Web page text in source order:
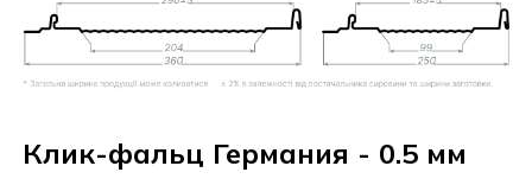
Клик-фальц Германия - 0.5 мм